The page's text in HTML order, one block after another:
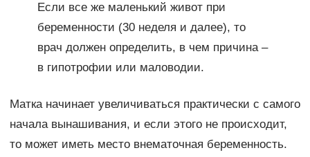
Если все же маленький живот при
беременности (30 неделя и далее), то
врач должен определить, в чем причина –
в гипотрофии или маловодии.
Матка начинает увеличиваться практически с самого
начала вынашивания, и если этого не происходит,
то может иметь место внематочная беременность.